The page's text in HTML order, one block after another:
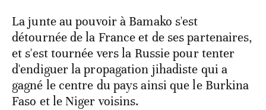
La junte au pouvoir à Bamako s'est
détournée de la France et de ses partenaires,
et s'est tournée vers la Russie pour tenter
d'endiguer la propagation jihadiste qui a
gagné le centre du pays ainsi que le Burkina
Faso et le Niger voisins.